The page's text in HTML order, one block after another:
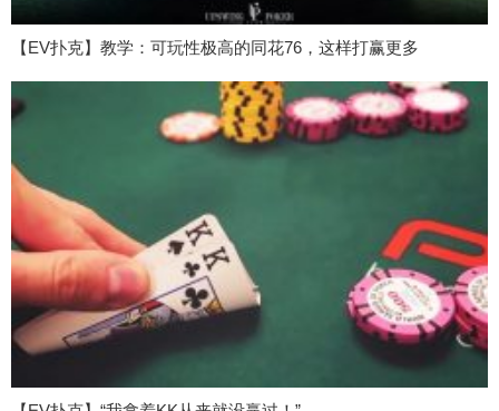
【EV扑克】教学：可玩性极高的同花76，这样打赢更多